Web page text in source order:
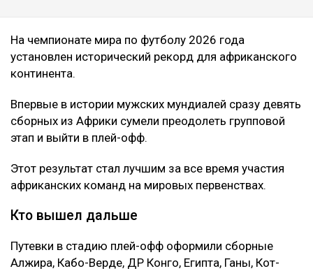
На чемпионате мира по футболу 2026 года
установлен исторический рекорд для африканского
континента.
Впервые в истории мужских мундиалей сразу девять
сборных из Африки сумели преодолеть групповой
этап и выйти в плей-офф.
Этот результат стал лучшим за все время участия
африканских команд на мировых первенствах.
Кто вышел дальше
Путевки в стадию плей-офф оформили сборные
Алжира, Кабо-Верде, ДР Конго, Египта, Ганы, Кот-